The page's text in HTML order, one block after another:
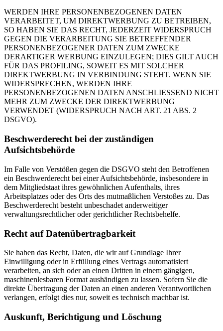
WERDEN IHRE PERSONENBEZOGENEN DATEN
VERARBEITET, UM DIREKTWERBUNG ZU BETREIBEN,
SO HABEN SIE DAS RECHT, JEDERZEIT WIDERSPRUCH
GEGEN DIE VERARBEITUNG SIE BETREFFENDER
PERSONENBEZOGENER DATEN ZUM ZWECKE
DERARTIGER WERBUNG EINZULEGEN; DIES GILT AUCH
FÜR DAS PROFILING, SOWEIT ES MIT SOLCHER
DIREKTWERBUNG IN VERBINDUNG STEHT. WENN SIE
WIDERSPRECHEN, WERDEN IHRE
PERSONENBEZOGENEN DATEN ANSCHLIESSEND NICHT
MEHR ZUM ZWECKE DER DIREKTWERBUNG
VERWENDET (WIDERSPRUCH NACH ART. 21 ABS. 2
DSGVO).
Beschwerderecht bei der zuständigen
Aufsichtsbehörde
Im Falle von Verstößen gegen die DSGVO steht den Betroffenen
ein Beschwerderecht bei einer Aufsichtsbehörde, insbesondere in
dem Mitgliedstaat ihres gewöhnlichen Aufenthalts, ihres
Arbeitsplatzes oder des Orts des mutmaßlichen Verstoßes zu. Das
Beschwerderecht besteht unbeschadet anderweitiger
verwaltungsrechtlicher oder gerichtlicher Rechtsbehelfe.
Recht auf Datenübertragbarkeit
Sie haben das Recht, Daten, die wir auf Grundlage Ihrer
Einwilligung oder in Erfüllung eines Vertrags automatisiert
verarbeiten, an sich oder an einen Dritten in einem gängigen,
maschinenlesbaren Format aushändigen zu lassen. Sofern Sie die
direkte Übertragung der Daten an einen anderen Verantwortlichen
verlangen, erfolgt dies nur, soweit es technisch machbar ist.
Auskunft, Berichtigung und Löschung